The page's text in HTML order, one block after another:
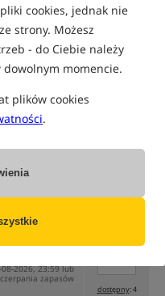
cookies, jednak nie
strony. Możesz
- do Ciebie należy
momencie.
plików cookies
.
sposób filtrowania)
Ilość
274.99
373.00/-26%
2026, 23:59 lub
zapasów
dostępny: 4